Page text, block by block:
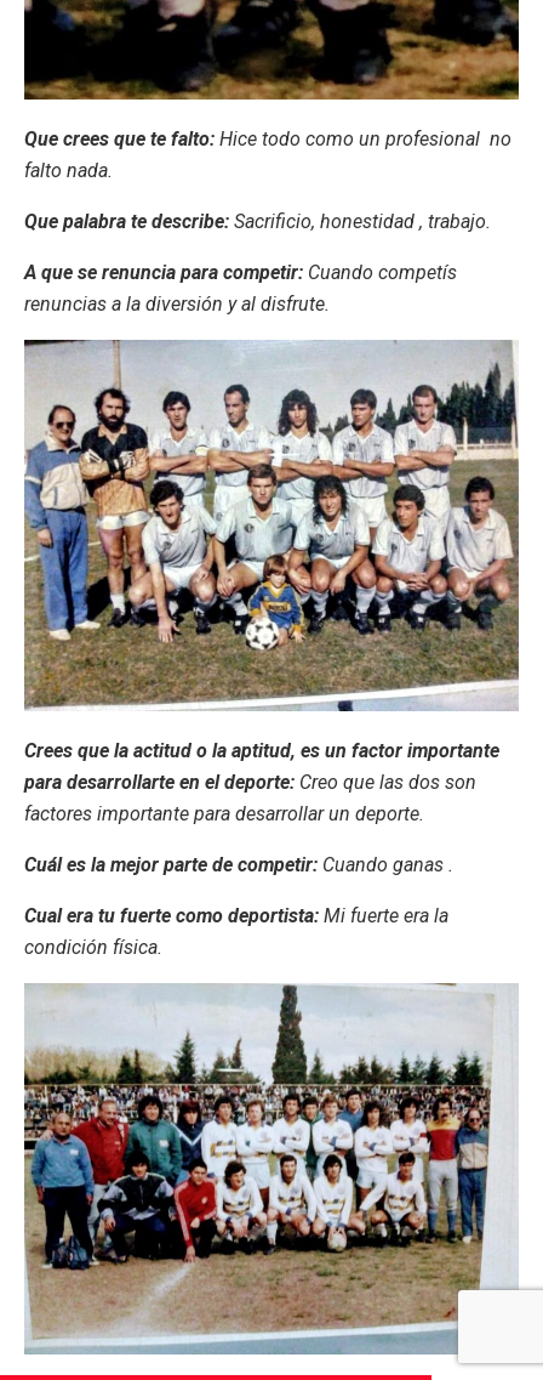
Que crees que te falto: Hice todo como un profesional no
falto nada.
Que palabra te describe: Sacrificio, honestidad , trabajo.
A que se renuncia para competir: Cuando competís
renuncias a la diversión y al disfrute.
Crees que la actitud o la aptitud, es un factor importante
para desarrollarte en el deporte: Creo que las dos son
factores importante para desarrollar un deporte.
Cuál es la mejor parte de competir: Cuando ganas .
Cual era tu fuerte como deportista: Mi fuerte era la
condición física.